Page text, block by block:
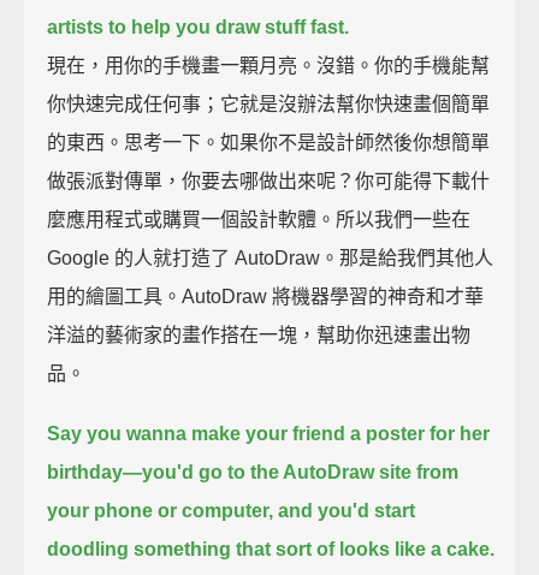
artists to help you draw stuff fast.
現在，用你的手機畫一顆月亮。沒錯。你的手機能幫
你快速完成任何事；它就是沒辦法幫你快速畫個簡單
的東西。思考一下。如果你不是設計師然後你想簡單
做張派對傳單，你要去哪做出來呢？你可能得下載什
麼應用程式或購買一個設計軟體。所以我們一些在
Google 的人就打造了 AutoDraw。那是給我們其他人
用的繪圖工具。AutoDraw 將機器學習的神奇和才華
洋溢的藝術家的畫作搭在一塊，幫助你迅速畫出物
品。
Say you wanna make your friend a poster for her
birthday—you'd go to the AutoDraw site from
your phone or computer, and you'd start
doodling something that sort of looks like a cake.